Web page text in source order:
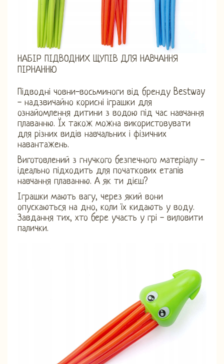
НАБІР ПІДВОДНИХ ЩУПІВ ДЛЯ НАВЧАННЯ
ПІРНАННЮ
Підводні човни-восьминоги від бренду Bestway
- надзвичайно корисні іграшки для
ознайомлення дитини з водою під час навчання
плаванню. Їх також можна використовувати
для різних видів навчальних і фізичних
навантажень.
Виготовлений з гнучкого безпечного матеріалу -
ідеально підходить для початкових етапів
навчання плаванню. А як ти дієш?
Іграшки мають вагу, через який вони
опускаються на дно, коли їх кидають у воду.
Завдання тих, хто бере участь у грі - виловити
палички.